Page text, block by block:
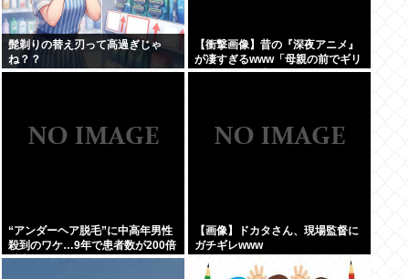
髭剃りの替え刃って高過ぎじゃ
ね？？
【衝撃画像】昔の『深夜アニメ』
が凄すぎるwww「母親の前でギリ
ギリ見れる深夜アニメ」がこち
“アンダーヘア脱毛”に中高年男性
殺到のワケ…9年で患者数が200倍
以上
【画像】ドカタさん、現場監督に
ガチギレwww